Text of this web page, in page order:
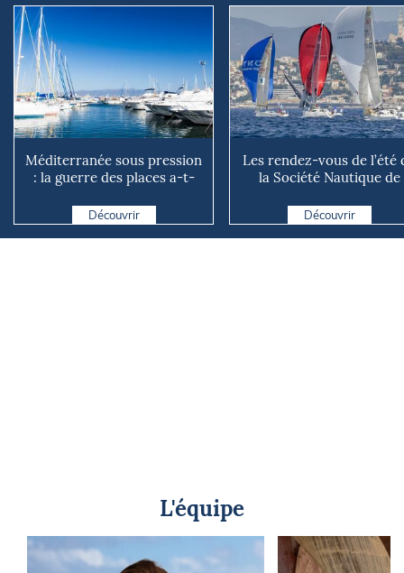
Méditerranée sous pression
: la guerre des places a-t-
Découvrir
Les rendez-vous de l’été
la Société Nautique de
Découvrir
L'équipe